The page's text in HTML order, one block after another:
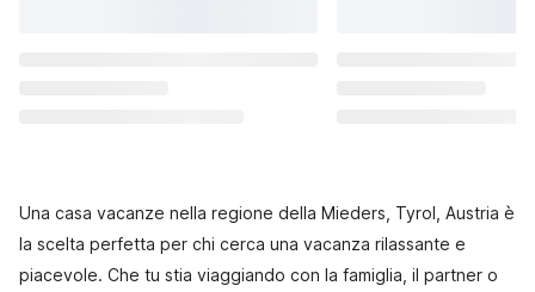
Una casa vacanze nella regione della Mieders, Tyrol, Austria è
la scelta perfetta per chi cerca una vacanza rilassante e
piacevole. Che tu stia viaggiando con la famiglia, il partner o